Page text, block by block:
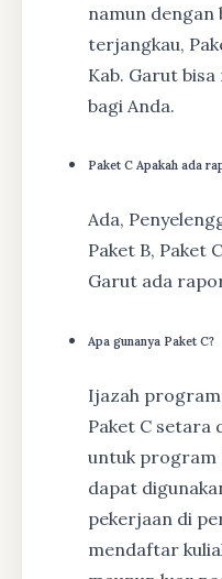
namun dengan
terjangkau,
Kab. Garut
bagi Anda.
Paket C Apakah ada
Ada,
Paket B, Paket
Garut ada
Apa gunanya Paket C?
Ijazah
Paket C setara
untuk program
dapat
pekerjaan di
mendaftar